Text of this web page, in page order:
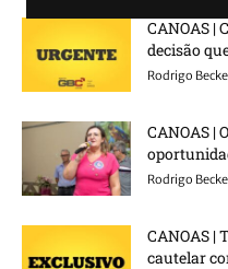
CANOAS |
decisão
Rodrigo
CANOAS |
Rodrigo
CANOAS |
cautelar